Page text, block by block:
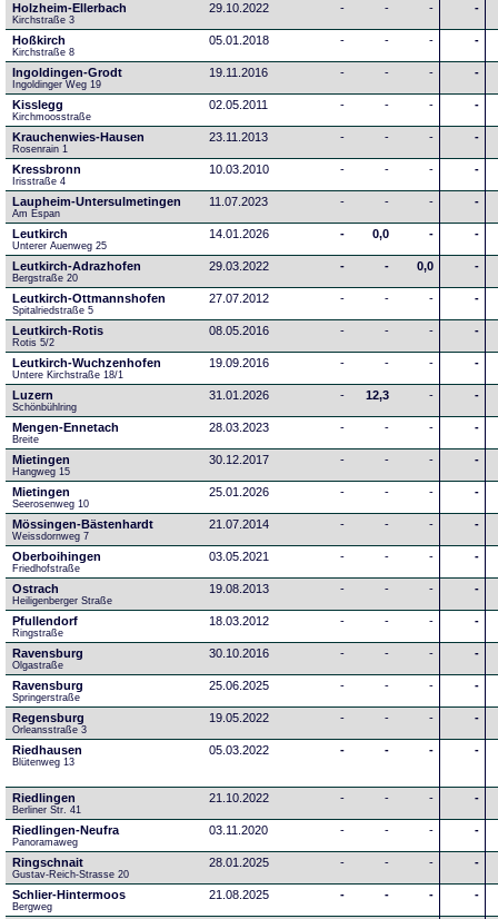
Holzheim-Ellerbach
Kirchstraße 3
29.10.2022 - - - -
Hoßkirch
Kirchstraße 8
05.01.2018 - - - -
Ingoldingen-Grodt
Ingoldinger Weg 19
19.11.2016 - - - -
Kisslegg
Kirchmoosstraße
02.05.2011 - - - -
Krauchenwies-Hausen
Rosenrain 1
23.11.2013 - - - -
Kressbronn
Irisstraße 4
10.03.2010 - - - -
Laupheim-Untersulmetingen
Am Espan
11.07.2023 - - - -
Leutkirch
Unterer Auenweg 25
14.01.2026 - 0,0 - -
Leutkirch-Adrazhofen
Bergstraße 20
29.03.2022 - - 0,0 -
Leutkirch-Ottmannshofen
Spitalriedstraße 5
27.07.2012 - - - -
Leutkirch-Rotis
Rotis 5/2
08.05.2016 - - - -
Leutkirch-Wuchzenhofen
Untere Kirchstraße 18/1
19.09.2016 - - - -
Luzern
Schönbühlring
31.01.2026 - 12,3 - -
Mengen-Ennetach
Breite
28.03.2023 - - - -
Mietingen
Hangweg 15
30.12.2017 - - - -
Mietingen
Seerosenweg 10
25.01.2026 - - - -
Mössingen-Bästenhardt
Weissdornweg 7
21.07.2014 - - - -
Oberboihingen
Friedhofstraße
03.05.2021 - - - -
Ostrach
Heiligenberger Straße
19.08.2013 - - - -
Pfullendorf
Ringstraße
18.03.2012 - - - -
Ravensburg
Olgastraße
30.10.2016 - - - -
Ravensburg
Springerstraße
25.06.2025 - - - -
Regensburg
Orleansstraße 3
19.05.2022 - - - -
Riedhausen
Blütenweg 13
05.03.2022 - - - -
Riedlingen
Berliner Str. 41
21.10.2022 - - - -
Riedlingen-Neufra
Panoramaweg
03.11.2020 - - - -
Ringschnait
Gustav-Reich-Strasse 20
28.01.2025 - - - -
Schlier-Hintermoos
Bergweg
21.08.2025 - - - -